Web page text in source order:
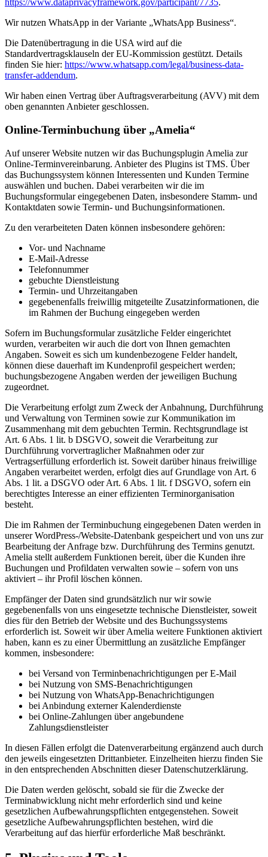
https://www.dataprivacyframework.gov/participant/7735.
Wir nutzen WhatsApp in der Variante „WhatsApp Business“.
Die Datenübertragung in die USA wird auf die
Standardvertragsklauseln der EU-Kommission gestützt. Details
finden Sie hier: https://www.whatsapp.com/legal/business-data-
transfer-addendum.
Wir haben einen Vertrag über Auftragsverarbeitung (AVV) mit dem
oben genannten Anbieter geschlossen.
Online-Terminbuchung über „Amelia“
Auf unserer Website nutzen wir das Buchungsplugin Amelia zur
Online-Terminvereinbarung. Anbieter des Plugins ist TMS. Über
das Buchungssystem können Interessenten und Kunden Termine
auswählen und buchen. Dabei verarbeiten wir die im
Buchungsformular eingegebenen Daten, insbesondere Stamm- und
Kontaktdaten sowie Termin- und Buchungsinformationen.
Zu den verarbeiteten Daten können insbesondere gehören:
Vor- und Nachname
E-Mail-Adresse
Telefonnummer
gebuchte Dienstleistung
Termin- und Uhrzeitangaben
gegebenenfalls freiwillig mitgeteilte Zusatzinformationen, die
im Rahmen der Buchung eingegeben werden
Sofern im Buchungsformular zusätzliche Felder eingerichtet
wurden, verarbeiten wir auch die dort von Ihnen gemachten
Angaben. Soweit es sich um kundenbezogene Felder handelt,
können diese dauerhaft im Kundenprofil gespeichert werden;
buchungsbezogene Angaben werden der jeweiligen Buchung
zugeordnet.
Die Verarbeitung erfolgt zum Zweck der Anbahnung, Durchführung
und Verwaltung von Terminen sowie zur Kommunikation im
Zusammenhang mit dem gebuchten Termin. Rechtsgrundlage ist
Art. 6 Abs. 1 lit. b DSGVO, soweit die Verarbeitung zur
Durchführung vorvertraglicher Maßnahmen oder zur
Vertragserfüllung erforderlich ist. Soweit darüber hinaus freiwillige
Angaben verarbeitet werden, erfolgt dies auf Grundlage von Art. 6
Abs. 1 lit. a DSGVO oder Art. 6 Abs. 1 lit. f DSGVO, sofern ein
berechtigtes Interesse an einer effizienten Terminorganisation
besteht.
Die im Rahmen der Terminbuchung eingegebenen Daten werden in
unserer WordPress-/Website-Datenbank gespeichert und von uns zur
Bearbeitung der Anfrage bzw. Durchführung des Termins genutzt.
Amelia stellt außerdem Funktionen bereit, über die Kunden ihre
Buchungen und Profildaten verwalten sowie – sofern von uns
aktiviert – ihr Profil löschen können.
Empfänger der Daten sind grundsätzlich nur wir sowie
gegebenenfalls von uns eingesetzte technische Dienstleister, soweit
dies für den Betrieb der Website und des Buchungssystems
erforderlich ist. Soweit wir über Amelia weitere Funktionen aktiviert
haben, kann es zu einer Übermittlung an zusätzliche Empfänger
kommen, insbesondere:
bei Versand von Terminbenachrichtigungen per E-Mail
bei Nutzung von SMS-Benachrichtigungen
bei Nutzung von WhatsApp-Benachrichtigungen
bei Anbindung externer Kalenderdienste
bei Online-Zahlungen über angebundene
Zahlungsdienstleister
In diesen Fällen erfolgt die Datenverarbeitung ergänzend auch durch
den jeweils eingesetzten Drittanbieter. Einzelheiten hierzu finden Sie
in den entsprechenden Abschnitten dieser Datenschutzerklärung.
Die Daten werden gelöscht, sobald sie für die Zwecke der
Terminabwicklung nicht mehr erforderlich sind und keine
gesetzlichen Aufbewahrungspflichten entgegenstehen. Soweit
gesetzliche Aufbewahrungspflichten bestehen, wird die
Verarbeitung auf das hierfür erforderliche Maß beschränkt.